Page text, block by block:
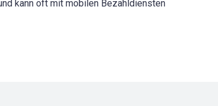
kann oft mit mobilen Bezahldiensten